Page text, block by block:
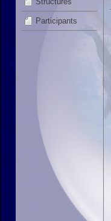
Participants